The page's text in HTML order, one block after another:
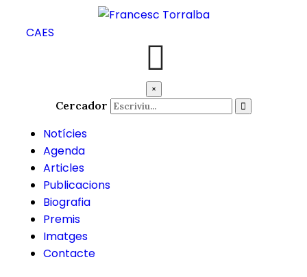
CAES
×
Cercador
Notícies
Agenda
Articles
Publicacions
Biografia
Premis
Imatges
Contacte